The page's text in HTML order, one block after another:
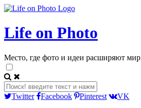
Life on Photo
Место, где фото и идеи расширяют мир
Twitter Facebook Pinterest
VK